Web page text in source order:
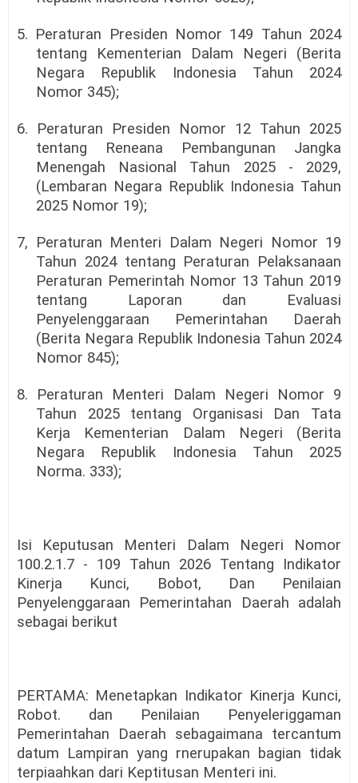
5. Peraturan Presiden Nomor 149 Tahun 2024
tentang Kementerian Dalam Negeri (Berita
Negara Republik Indonesia Tahun 2024
Nomor 345);
6. Peraturan Presiden Nomor 12 Tahun 2025
tentang Reneana Pembangunan Jangka
Menengah Nasional Tahun 2025 - 2029,
(Lembaran Negara Republik Indonesia Tahun
2025 Nomor 19);
7, Peraturan Menteri Dalam Negeri Nomor 19
Tahun 2024 tentang Peraturan Pelaksanaan
Peraturan Pemerintah Nomor 13 Tahun 2019
tentang Laporan dan Evaluasi
Penyelenggaraan Pemerintahan Daerah
(Berita Negara Republik Indonesia Tahun 2024
Nomor 845);
8. Peraturan Menteri Dalam Negeri Nomor 9
Tahun 2025 tentang Organisasi Dan Tata
Kerja Kementerian Dalam Negeri (Berita
Negara Republik Indonesia Tahun 2025
Norma. 333);
Isi Keputusan Menteri Dalam Negeri Nomor
100.2.1.7 - 109 Tahun 2026 Tentang Indikator
Kinerja Kunci, Bobot, Dan Penilaian
Penyelenggaraan Pemerintahan Daerah adalah
sebagai berikut
PERTAMA: Menetapkan Indikator Kinerja Kunci,
Robot. dan Penilaian Penyeleriggaman
Pemerintahan Daerah sebagaimana tercantum
datum Lampiran yang rnerupakan bagian tidak
terpiaahkan dari Keptitusan Menteri ini.